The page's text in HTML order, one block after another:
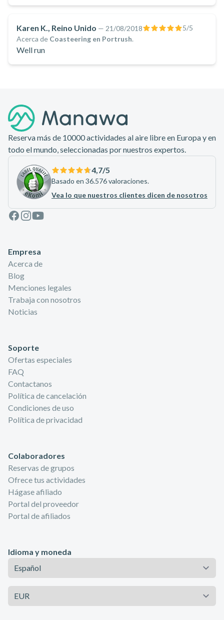
Karen K., Reino Unido — 21/08/2018 5/5
Acerca de Coasteering en Portrush.
Well run
Reserva más de 10000 actividades al aire libre en Europa y en
todo el mundo, seleccionadas por nuestros expertos.
4,7/5
Basado en 36.576 valoraciones.
Vea lo que nuestros clientes dicen de nosotros
Facebook
Instagram
Youtube
Empresa
Acerca de
Blog
Menciones legales
Trabaja con nosotros
Noticias
Soporte
Ofertas especiales
FAQ
Contactanos
Política de cancelación
Condiciones de uso
Política de privacidad
Colaboradores
Reservas de grupos
Ofrece tus actividades
Hágase afiliado
Portal del proveedor
Portal de afiliados
Idioma y moneda